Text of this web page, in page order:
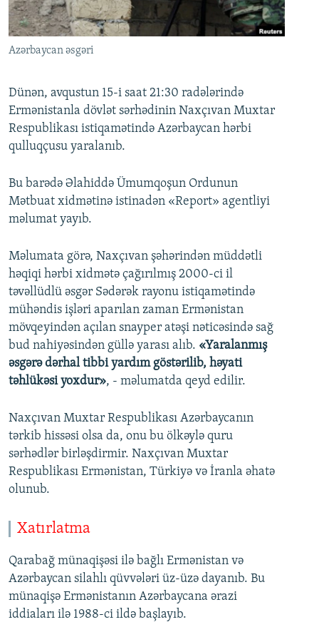
İNFOQRAFIKA
KARIKATURA
AZƏRBAYCAN ƏDƏBIYYATI KITABXANASI
İSLAM VƏ DEMOKRATIYA
MISSIYAMIZ
PEŞƏ ETIKASI VƏ JURNALISTIKA STANDARTLARIMIZ
AZADLIQRADIOSU MOBIL TELEFONUNUZDA
BIZIMLƏ ƏLAQƏ
XƏBƏR BÜLLETENLƏRIMIZ
BIZI IZLƏ
RFE/RL-in bütün saytları
Azərbaycan əsgəri
Dünən, avqustun 15-i saat 21:30 radələrində
Ermənistanla dövlət sərhədinin Naxçıvan Muxtar
Respublikası istiqamətində Azərbaycan hərbi
qulluqçusu yaralanıb.
Bu barədə Əlahiddə Ümumqoşun Ordunun
Mətbuat xidmətinə istinadən «Report» agentliyi
məlumat yayıb.
Məlumata görə, Naxçıvan şəhərindən müddətli
həqiqi hərbi xidmətə çağırılmış 2000-ci il
təvəllüdlü əsgər Sədərək rayonu istiqamətində
mühəndis işləri aparılan zaman Ermənistan
mövqeyindən açılan snayper atəşi nəticəsində sağ
bud nahiyəsindən güllə yarası alıb. «Yaralanmış
əsgərə dərhal tibbi yardım göstərilib, həyati
təhlükəsi yoxdur», - məlumatda qeyd edilir.
Naxçıvan Muxtar Respublikası Azərbaycanın
tərkib hissəsi olsa da, onu bu ölkəylə quru
sərhədlər birləşdirmir. Naxçıvan Muxtar
Respublikası Ermənistan, Türkiyə və İranla əhatə
olunub.
Xatırlatma
Qarabağ münaqişəsi ilə bağlı Ermənistan və
Azərbaycan silahlı qüvvələri üz-üzə dayanıb. Bu
münaqişə Ermənistanın Azərbaycana ərazi
iddiaları ilə 1988-ci ildə başlayıb.